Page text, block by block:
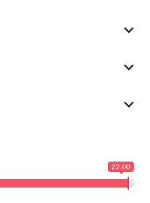
Rozwiń
Rozwiń
22.00